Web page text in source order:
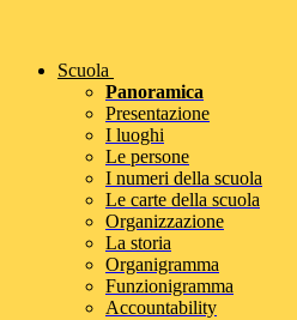
Scuola
Panoramica
Presentazione
I luoghi
Le persone
I numeri della scuola
Le carte della scuola
Organizzazione
La storia
Organigramma
Funzionigramma
Accountability